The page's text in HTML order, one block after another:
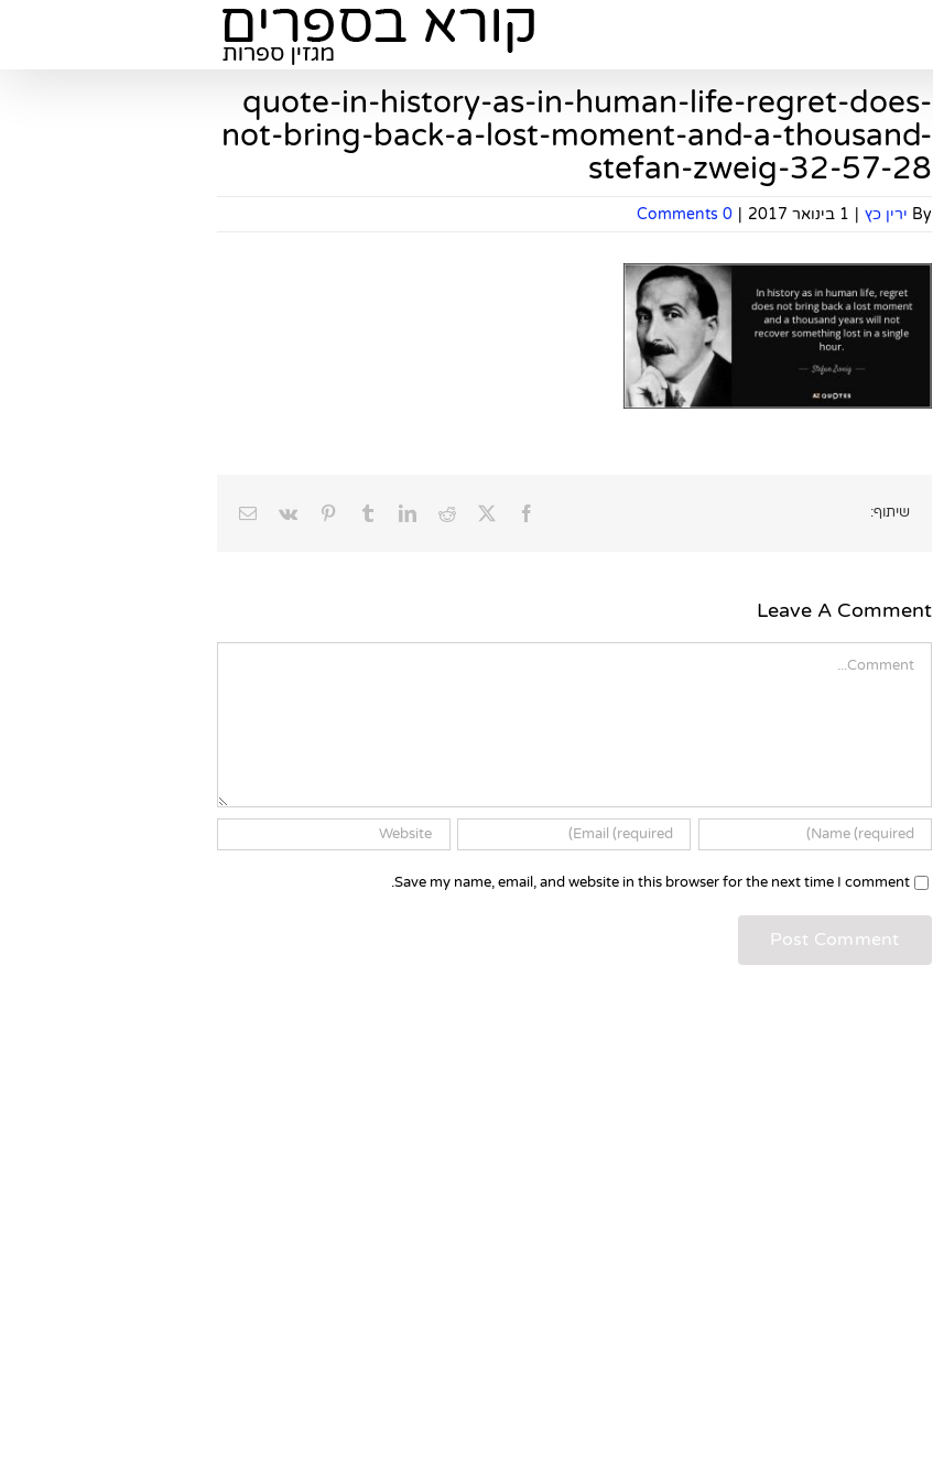
quote-in-history-as-in-human-life-regret-does-
not-bring-back-a-lost-moment-and-a-thousand-
stefan-zweig-32-57-28
By ירין כץ | 1 בינואר 2017 |
0 Comments
שיתוף: Facebook
X
Reddit
LinkedIn
Tumblr
Pinterest
Vk
Email
Leave A Comment
Save my name, email, and website in this browser for the next time I comment.